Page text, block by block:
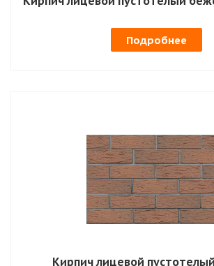
Подробнее
Кирпич лицевой